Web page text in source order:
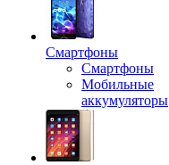
Смартфоны
Смартфоны
Мобильные
аккумуляторы